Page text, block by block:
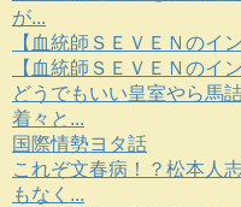
が...
【血統師ＳＥＶＥＮのイ
【血統師ＳＥＶＥＮのイ
どうでもいい皇室やら馬
着々と...
国際情勢ヨタ話
これぞ文春病！？松本人
もなく...